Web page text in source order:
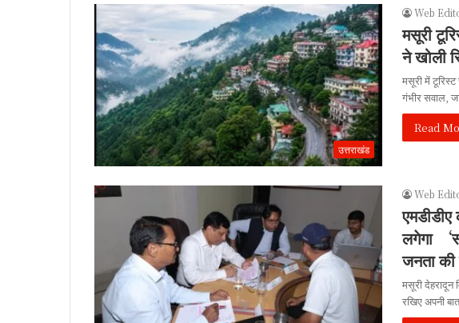
उत्तराखंड
Web
मसूरी
ने खोली
मसूरी में
गंभीर सवाल,
Read
Web
लगेगा
जनता
मसूरी
रखिए अपनी